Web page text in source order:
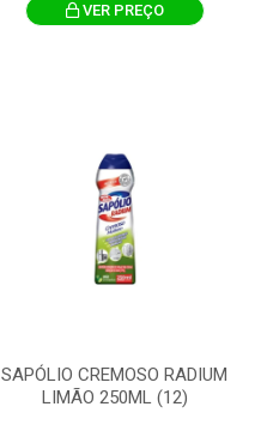
VER PREÇO
SAPÓLIO CREMOSO RADIUM
LIMÃO 250ML (12)